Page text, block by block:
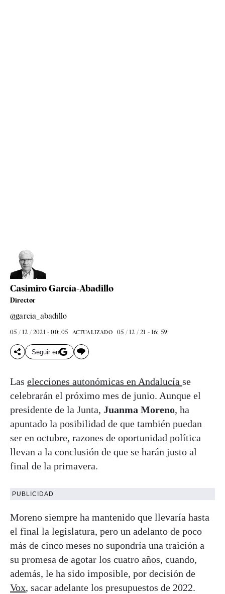
Casimiro García-Abadillo
Director
@garcia_abadillo
05 / 12 / 2021 - 00: 05 ACTUALIZADO 05 / 12 / 21 - 16: 59
Seguir en
Las elecciones autonómicas en Andalucía se
celebrarán el próximo mes de junio. Aunque el
presidente de la Junta, Juanma Moreno, ha
apuntado la posibilidad de que también puedan
ser en octubre, razones de oportunidad política
llevan a la conclusión de que se harán justo al
final de la primavera.
PUBLICIDAD
Moreno siempre ha mantenido que llevaría hasta
el final la legislatura, pero un adelanto de poco
más de cinco meses no supondría una traición a
su promesa de agotar los cuatro años, cuando,
además, le ha sido imposible, por decisión de
Vox, sacar adelante los presupuestos de 2022.